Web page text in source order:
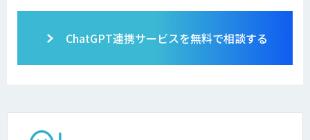
ChatGPT連携サービスを無料で相談する